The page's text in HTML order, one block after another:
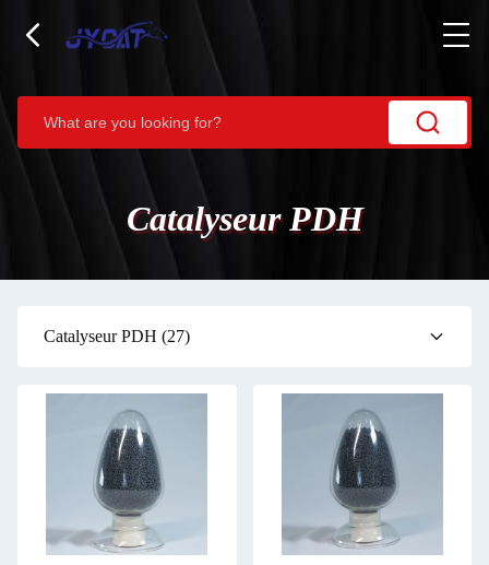
Catalyseur PDH
Catalyseur PDH (27)